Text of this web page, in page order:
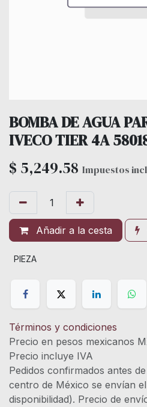
BOMBA DE AGUA
IVECO TIER 4A
$ 5,249.58 Impuestos
Añadir a la cesta
PIEZA
Términos y condiciones
Precio en pesos mexicanos
Precio
Pedidos confirmados antes
centro de México se envían
disponibilidad). Precio de